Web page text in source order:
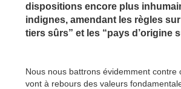
dispositions encore plus
indignes, amendant les règles
tiers sûrs” et les “pays d’origine
Nous nous battrons évidemment contre
vont à rebours des valeurs